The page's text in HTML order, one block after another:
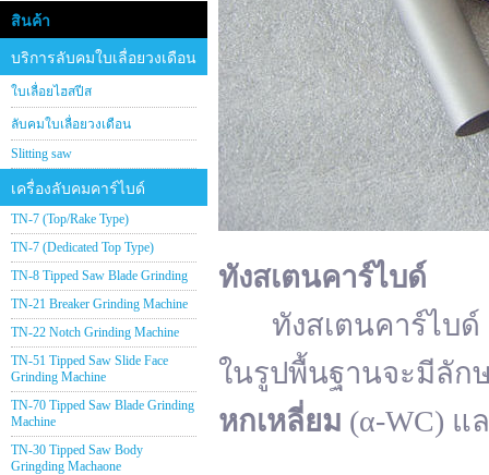
สินค้า
บริการลับคมใบเลื่อยวงเดือน
ใบเลื่อยไฮสปีส
ลับคมใบเลื่อยวงเดือน
Slitting saw
เครื่องลับคมคาร์ไบด์
TN-7 (Top/Rake Type)
TN-7 (Dedicated Top Type)
TN-8 Tipped Saw Blade Grinding
TN-21 Breaker Grinding Machine
TN-22 Notch Grinding Machine
TN-51 Tipped Saw Slide Face
Grinding Machine
TN-70 Tipped Saw Blade Grinding
Machine
TN-30 Tipped Saw Body
Gringding Machaone
ทังสเตนคาร์ไบด์
ทังสเตนคาร์ไบด์ (
ในรูปพื้นฐานจะมีลัก
หกเหลี่ยม (α-WC) แ